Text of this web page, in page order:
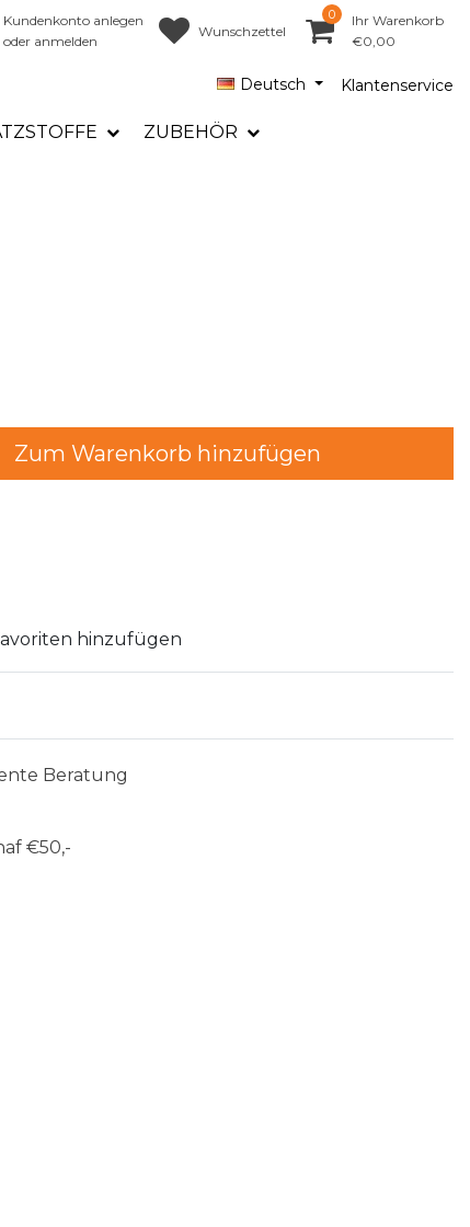
Kundenkonto anlegen
oder anmelden
Wunschzettel
0
Ihr Warenkorb
€0,00
Deutsch Klantenservice
ZUBEHÖR
Zum Warenkorb hinzufügen
hinzufügen
Beratung
€50,-